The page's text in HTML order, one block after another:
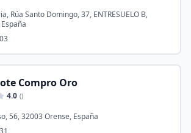
Rúa Santo Domingo, 37, ENTRESUELO B,
Compro Oro
4.0 ()
56, 32003 Orense, España